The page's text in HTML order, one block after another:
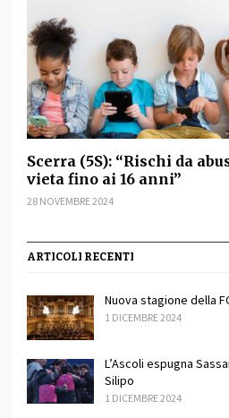
Scerra (5S): “Rischi da
vieta fino ai 16 anni”
28 NOVEMBRE 2024
ARTICOLI RECENTI
Nuova stagione della
1 DICEMBRE 2024
L’Ascoli espugna
Silipo
1 DICEMBRE 2024